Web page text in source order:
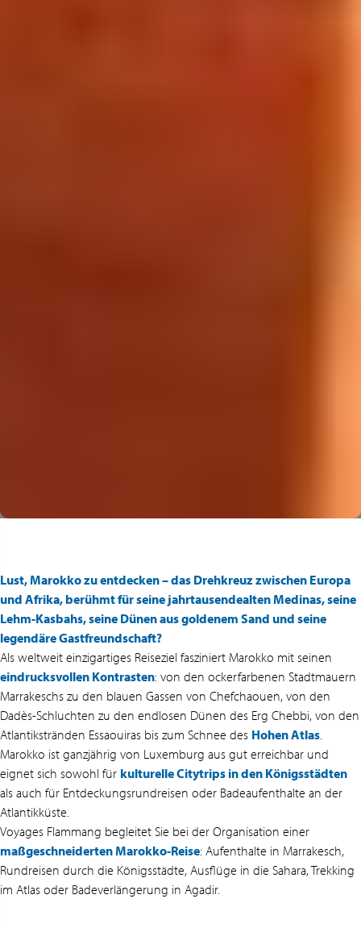
Lust, Marokko zu entdecken – das Drehkreuz zwischen Europa
und Afrika, berühmt für seine jahrtausendealten Medinas, seine
Lehm-Kasbahs, seine Dünen aus goldenem Sand und seine
legendäre Gastfreundschaft?
Als weltweit einzigartiges Reiseziel fasziniert Marokko mit seinen
eindrucksvollen Kontrasten: von den ockerfarbenen Stadtmauern
Marrakeschs zu den blauen Gassen von Chefchaouen, von den
Dadès-Schluchten zu den endlosen Dünen des Erg Chebbi, von den
Atlantikstränden Essaouiras bis zum Schnee des Hohen Atlas.
Marokko ist ganzjährig von Luxemburg aus gut erreichbar und
eignet sich sowohl für kulturelle Citytrips in den Königsstädten
als auch für Entdeckungsrundreisen oder Badeaufenthalte an der
Atlantikküste.
Voyages Flammang begleitet Sie bei der Organisation einer
maßgeschneiderten Marokko-Reise: Aufenthalte in Marrakesch,
Rundreisen durch die Königsstädte, Ausflüge in die Sahara, Trekking
im Atlas oder Badeverlängerung in Agadir.